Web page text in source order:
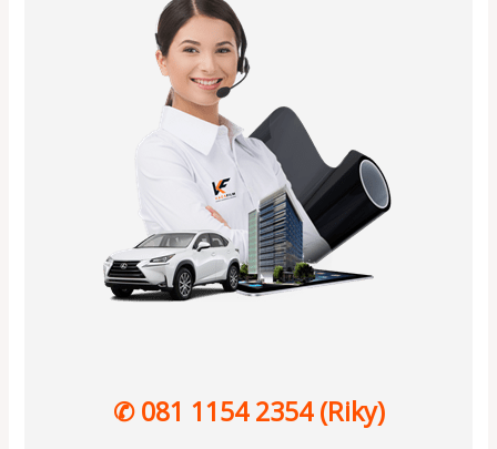
✆ 081 1154 2354 (Riky)